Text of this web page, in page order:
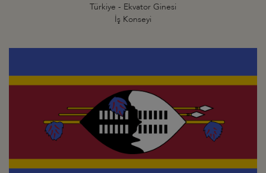
Türkiye - Ekvator Ginesi
İş Konseyi